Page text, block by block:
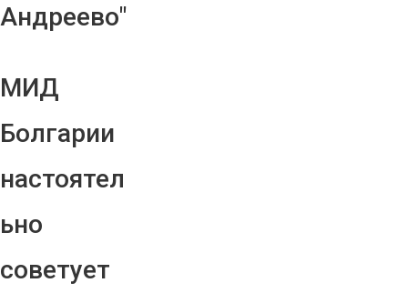
Андреево"
МИД
Болгарии
настоятел
ьно
советует